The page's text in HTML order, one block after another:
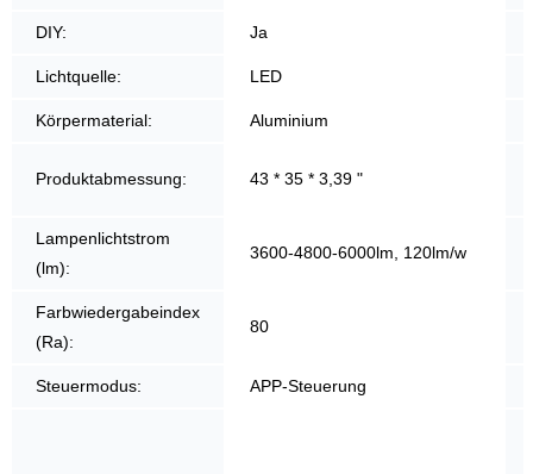
DIY: Ja
Lichtquelle: LED
Körpermaterial: Aluminium
Produktabmessung: 43 * 35 * 3,39 "
Lampenlichtstrom
(lm):
3600-4800-6000lm, 120lm/w
Farbwiedergabeindex
(Ra):
80
Steuermodus: APP-Steuerung